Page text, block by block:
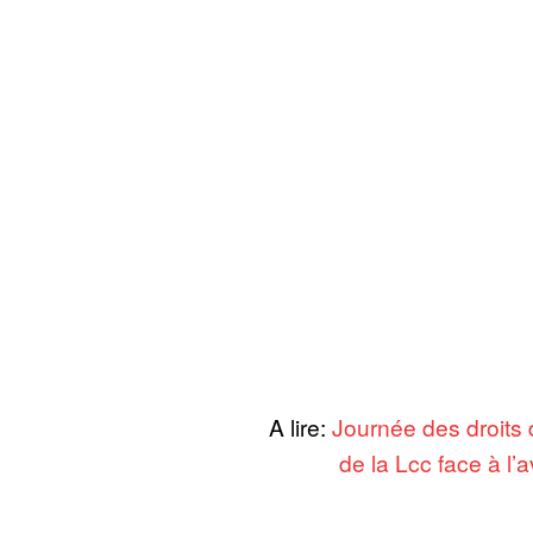
A lire: Journée des droits
de la Lcc face à